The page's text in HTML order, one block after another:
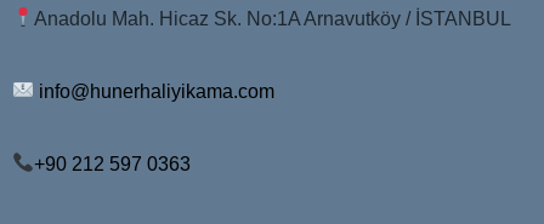
Anadolu Mah. Hicaz Sk. No:1A Arnavutköy / İSTANBUL
info@hunerhaliyikama.com
+90 212 597 0363